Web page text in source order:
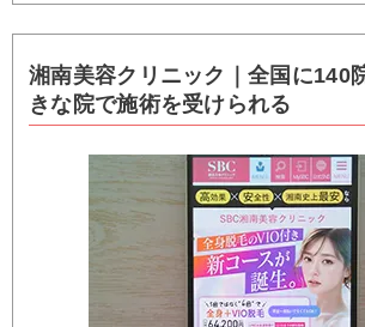
湘南美容クリニック｜全国に140
きな院で施術を受けられる